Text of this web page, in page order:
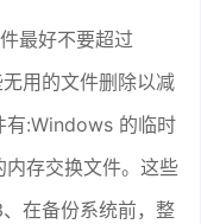
最好不要超过
用的文件删除以减
有:Windows 的临时
存交换文件。这些
在备份系统前，整